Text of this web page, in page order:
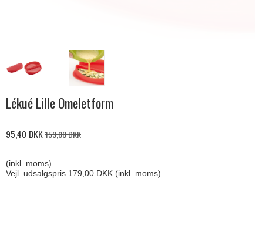
Lékué Lille Omeletform
95,40 DKK159,00 DKK
(inkl. moms)
Vejl. udsalgspris 179,00 DKK (inkl. moms)